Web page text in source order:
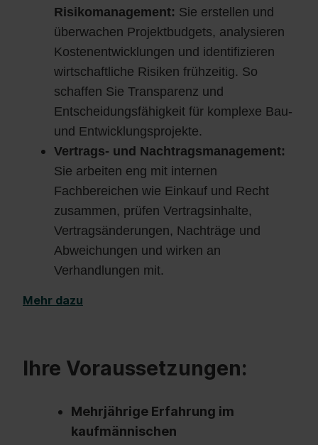
Risikomanagement: Sie erstellen und
überwachen Projektbudgets, analysieren
Kostenentwicklungen und identifizieren
wirtschaftliche Risiken frühzeitig. So
schaffen Sie Transparenz und
Entscheidungsfähigkeit für komplexe Bau-
und Entwicklungsprojekte.
Vertrags- und Nachtragsmanagement:
Sie arbeiten eng mit internen
Fachbereichen wie Einkauf und Recht
zusammen, prüfen Vertragsinhalte,
Vertragsänderungen, Nachträge und
Abweichungen und wirken an
Verhandlungen mit.
Mehr dazu
Ihre Voraussetzungen:
Mehrjährige Erfahrung im
kaufmännischen